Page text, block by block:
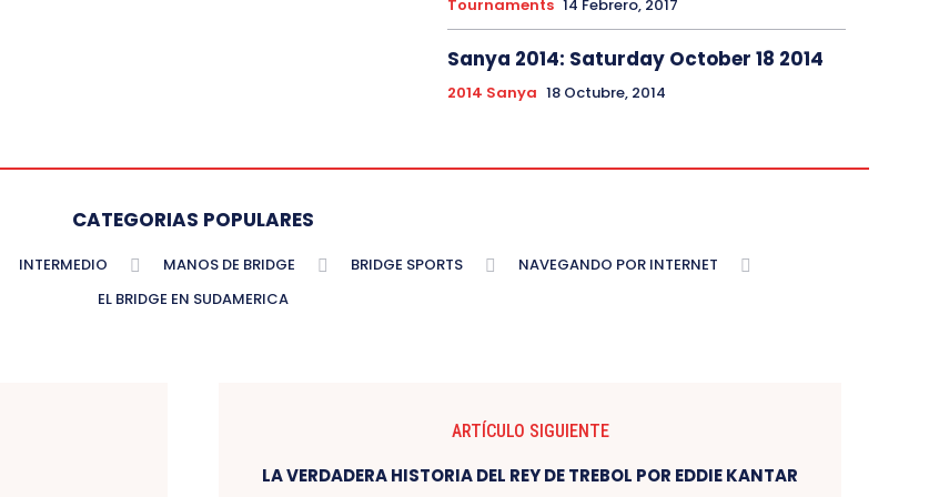
Tournaments 14 Febrero, 2017
Sanya 2014: Saturday October 18 2014
2014 Sanya 18 Octubre, 2014
CATEGORIAS POPULARES
INTERMEDIO MANOS DE BRIDGE BRIDGE SPORTS
NAVEGANDO POR INTERNET
EL BRIDGE EN SUDAMERICA
ARTÍCULO SIGUIENTE
LA VERDADERA HISTORIA DEL REY DE TREBOL POR EDDIE KANTAR